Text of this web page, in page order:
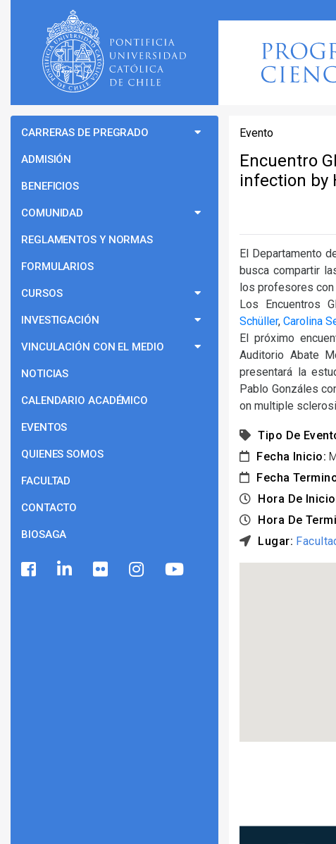
Evento
Encuentro
infection by
El Departamento
busca compartir
los profesores
Los Encuentros
Schüller, Carolina
El próximo
Auditorio Abate
presentará la
Pablo Gonzáles
on multiple
Tipo De
Fecha Inicio:
Fecha
Hora De
Hora De
Lugar:
CARRERAS DE PREGRADO
ADMISIÓN
BENEFICIOS
COMUNIDAD
REGLAMENTOS Y NORMAS
FORMULARIOS
CURSOS
INVESTIGACIÓN
VINCULACIÓN CON EL MEDIO
NOTICIAS
CALENDARIO ACADÉMICO
EVENTOS
QUIENES SOMOS
FACULTAD
CONTACTO
BIOSAGA